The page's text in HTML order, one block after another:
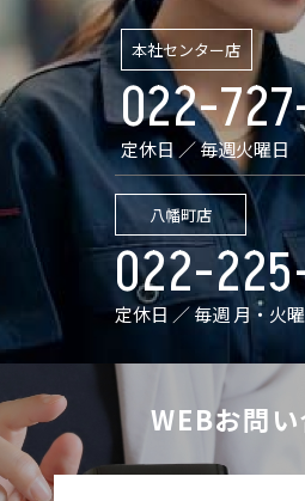
本社センター店
022-
定休日 ／ 毎週火曜日
八幡町店
022-
定休日 ／ 毎週 月・火
WEBお問